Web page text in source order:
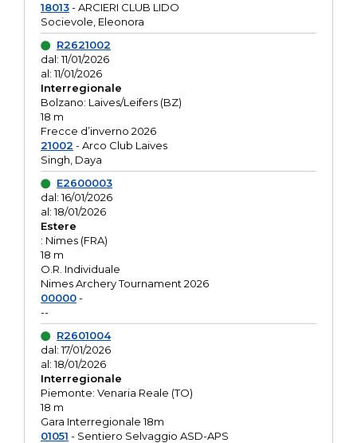
18013- ARCIERI CLUB LIDO
Socievole, Eleonora
R2621002
dal: 11/01/2026
al: 11/01/2026
Interregionale
Bolzano: Laives/Leifers (BZ)
18 m
Frecce d’inverno 2026
21002 - Arco Club Laives
Singh, Daya
E2600003
dal: 16/01/2026
al: 18/01/2026
Estere
: Nimes (FRA)
18 m
O.R. Individuale
Nimes Archery Tournament 2026
00000-
--
R2601004
dal: 17/01/2026
al: 18/01/2026
Interregionale
Piemonte: Venaria Reale (TO)
18 m
Gara Interregionale 18m
01051 - Sentiero Selvaggio ASD-APS